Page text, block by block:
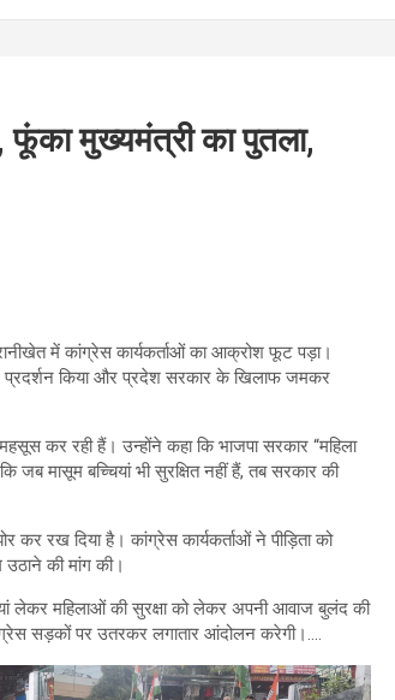
मुख्यमंत्री का पुतला,
में कांग्रेस कार्यकर्ताओं का आक्रोश फूट पड़ा।
प्रदर्शन किया और प्रदेश सरकार के खिलाफ जमकर
कर रही हैं। उन्होंने कहा कि भाजपा सरकार “महिला
मासूम बच्चियां भी सुरक्षित नहीं हैं, तब सरकार की
कर रख दिया है। कांग्रेस कार्यकर्ताओं ने पीड़िता को
की मांग की।
लेकर महिलाओं की सुरक्षा को लेकर अपनी आवाज बुलंद की
सड़कों पर उतरकर लगातार आंदोलन करेगी।….